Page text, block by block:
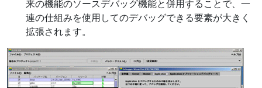
来の機能のソースデバッグ機能と併用することで、一
連の仕組みを使用してのデバッグできる要素が大きく
拡張されます。